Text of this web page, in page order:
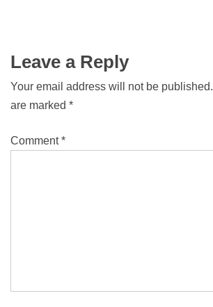
Leave a Reply
Your email address will not be published.
are marked *
Comment*